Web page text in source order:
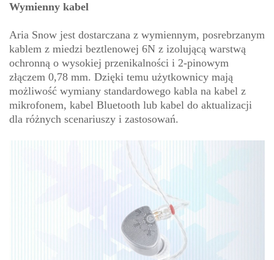
Wymienny kabel
Aria Snow jest dostarczana z wymiennym, posrebrzanym
kablem z miedzi beztlenowej 6N z izolującą warstwą
ochronną o wysokiej przenikalności i 2-pinowym
złączem 0,78 mm. Dzięki temu użytkownicy mają
możliwość wymiany standardowego kabla na kabel z
mikrofonem, kabel Bluetooth lub kabel do aktualizacji
dla różnych scenariuszy i zastosowań.